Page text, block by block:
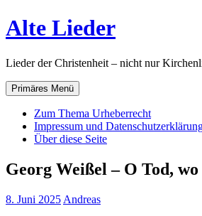
Zum
Inhalt
Alte Lieder
Lieder der Christenheit – nicht nur
Primäres Menü
Zum Thema Urheberrecht
Impressum und
Über diese Seite
Georg Weißel – O Tod,
8. Juni 2025 Andreas